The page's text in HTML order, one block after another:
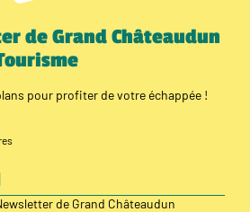
de Grand Châteaudun
pour profiter de votre échappée !
de Grand Châteaudun